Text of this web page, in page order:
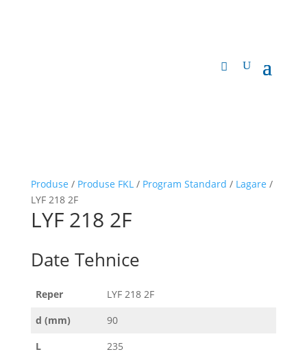
Produse / Produse FKL/ Program Standard / Lagare /
LYF 218 2F
LYF 218 2F
Date Tehnice
Reper
LYF 218 2F
d (mm)
90
L
235